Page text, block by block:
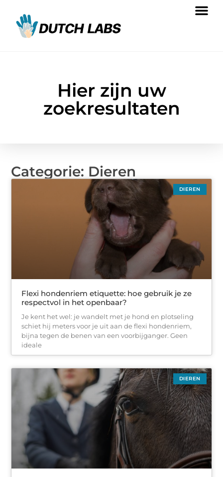
Hier zijn uw
zoekresultaten
Categorie: Dieren
DIEREN
Flexi hondenriem etiquette: hoe gebruik je ze
respectvol in het openbaar?
Je kent het wel: je wandelt met je hond en plotseling
schiet hij meters voor je uit aan de flexi hondenriem,
bijna tegen de benen van een voorbijganger. Geen
ideale
DIEREN